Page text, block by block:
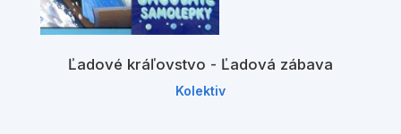
Ľadové kráľovstvo - Ľadová zábava
Kolektiv